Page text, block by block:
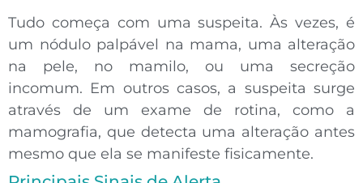
Tudo começa com umasuspeita. Às vezes, é
um nódulo palpável na mama, uma alteração
na pele, no mamilo, ou uma secreção
incomum. Em outros casos, a suspeita surge
através de um exame de rotina, como a
mamografia, que detecta uma alteração antes
mesmo que ela se manifeste fisicamente.